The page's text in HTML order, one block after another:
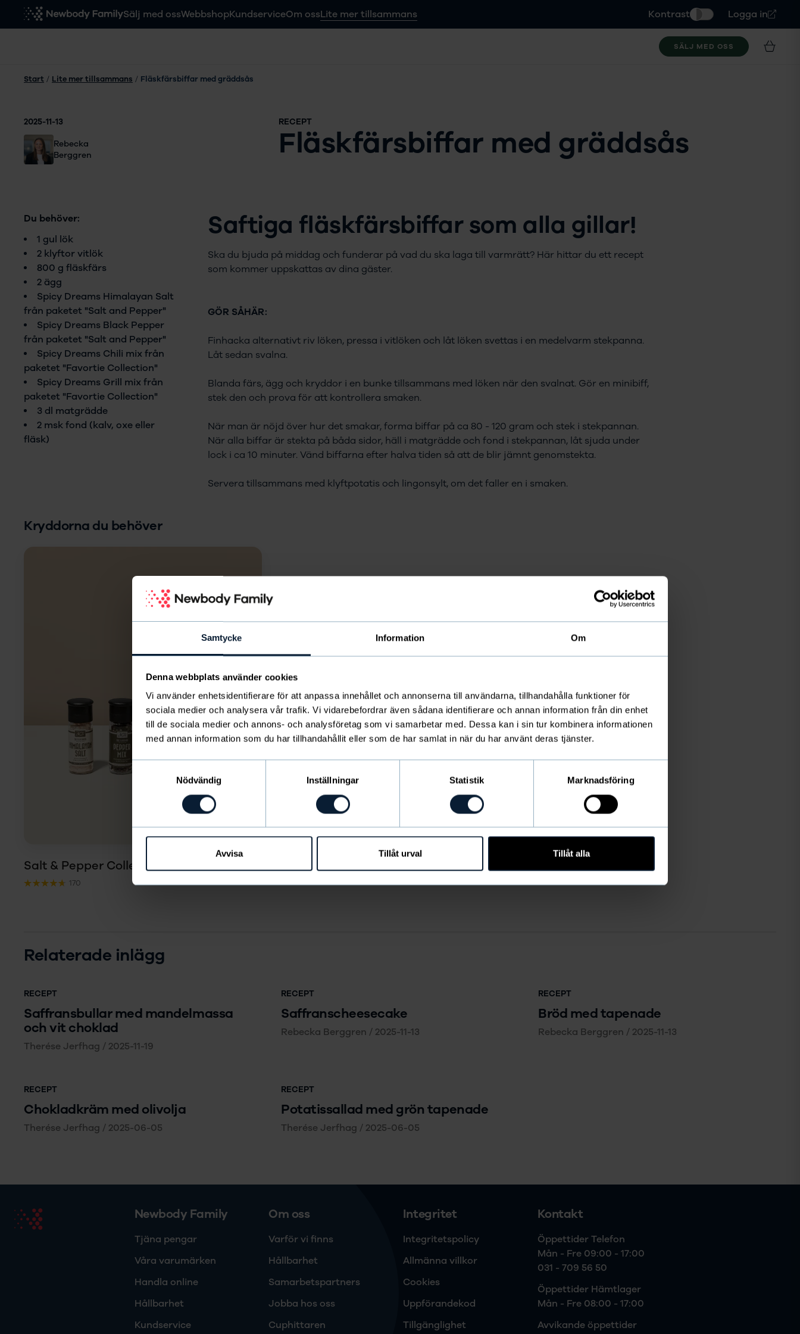
Samtycke Information Om
Denna webbplats använder cookies
Vi använder enhetsidentifierare för att anpassa innehållet och annonserna till användarna, tillhandahålla funktioner för
sociala medier och analysera vår trafik. Vi vidarebefordrar även sådana identifierare och annan information från din enhet
till de sociala medier och annons- och analysföretag som vi samarbetar med. Dessa kan i sin tur kombinera informationen
med annan information som du har tillhandahållit eller som de har samlat in när du har använt deras tjänster.
Samtyckesval
Nödvändig
Inställningar Statistik Marknadsföring
Avvisa Tillåt urval Tillåt alla
Sälj med ossWebbshopKundserviceOm ossLite mer tillsammans Kontrast Logga in
SÄLJ MED OSS
Start / Lite mer tillsammans / Fläskfärsbiffar med gräddsås
2025-11-13
Rebecka
Berggren
RECEPT
Fläskfärsbiffar med gräddsås
Du behöver:
1 gul lök
2 klyftor vitlök
800 g fläskfärs
2 ägg
Spicy Dreams Himalayan Salt
från paketet "Salt and Pepper"
Spicy Dreams Black Pepper
från paketet "Salt and Pepper"
Spicy Dreams Chili mix från
paketet "Favortie Collection"
Spicy Dreams Grill mix från
paketet "Favortie Collection"
3 dl matgrädde
2 msk fond (kalv, oxe eller
fläsk)
Saftiga fläskfärsbiffar som alla gillar!
Ska du bjuda på middag och funderar på vad du ska laga till varmrätt? Här hittar du ett recept
som kommer uppskattas av dina gäster.
GÖR SÅHÄR:
Finhacka alternativt riv löken, pressa i vitlöken och låt löken svettas i en medelvarm stekpanna.
Låt sedan svalna.
Blanda färs, ägg och kryddor i en bunke tillsammans med löken när den svalnat. Gör en minibiff,
stek den och prova för att kontrollera smaken.
När man är nöjd över hur det smakar, forma biffar på ca 80 - 120 gram och stek i stekpannan.
När alla biffar är stekta på båda sidor, häll i matgrädde och fond i stekpannan, låt sjuda under
lock i ca 10 minuter. Vänd biffarna efter halva tiden så att de blir jämnt genomstekta.
Servera tillsammans med klyftpotatis och lingonsylt, om det faller en i smaken.
Kryddorna du behöver
Salt & Pepper Collection
170
Relaterade inlägg
RECEPT
Saffransbullar med mandelmassa
och vit choklad
Therése Jerfhag / 2025-11-19
RECEPT
Saffranscheesecake
Rebecka Berggren / 2025-11-13
RECEPT
Bröd med tapenade
Rebecka Berggren / 2025-11-13
RECEPT
Chokladkräm med olivolja
Therése Jerfhag / 2025-06-05
RECEPT
Potatissallad med grön tapenade
Therése Jerfhag / 2025-06-05
Newbody Family
Tjäna pengar
Våra varumärken
Handla online
Hållbarhet
Kundservice
Om oss
Varför vi finns
Hållbarhet
Samarbetspartners
Jobba hos oss
Cuphittaren
Integritet
Integritetspolicy
Allmänna villkor
Cookies
Uppförandekod
Tillgänglighet
Kontakt
Öppettider Telefon
Mån - Fre 09:00 - 17:00
031 - 709 56 50
Öppettider Hämtlager
Mån - Fre 08:00 - 17:00
Avvikande öppettider